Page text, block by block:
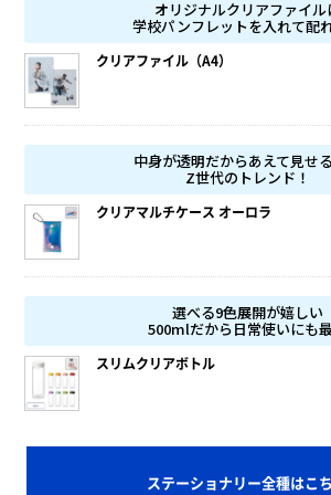
オリジナルクリアファイル
学校パンフレットを入れて配
クリアファイル（A4）
中身が透明だからあえて見せ
Z世代のトレンド！
クリアマルチケース オーロラ
選べる9色展開が嬉しい
500mlだから日常使いにも
スリムクリアボトル
ステーショナリー全種はこ